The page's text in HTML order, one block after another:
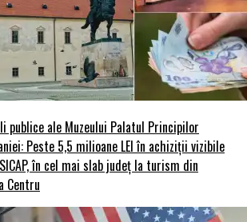
publice ale Muzeului Palatul Principilor
Peste 5,5 milioane LEI în achiziții vizibile
în cel mai slab județ la turism din
Centru